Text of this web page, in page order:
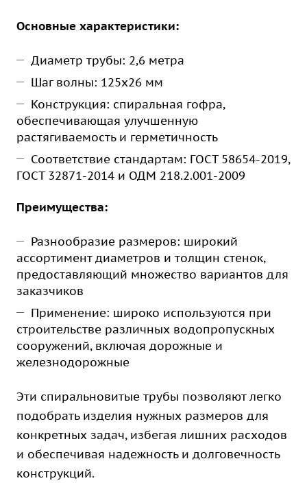
Основные характеристики:
Диаметр трубы: 2,6 метра
Шаг волны: 125х26 мм
Конструкция: спиральная гофра,
обеспечивающая улучшенную
растягиваемость и герметичность
Соответствие стандартам: ГОСТ 58654-2019,
ГОСТ 32871-2014 и ОДМ 218.2.001-2009
Преимущества:
Разнообразие размеров: широкий
ассортимент диаметров и толщин стенок,
предоставляющий множество вариантов для
заказчиков
Применение: широко используются при
строительстве различных водопропускных
сооружений, включая дорожные и
железнодорожные
Эти спиральновитые трубы позволяют легко
подобрать изделия нужных размеров для
конкретных задач, избегая лишних расходов
и обеспечивая надежность и долговечность
конструкций.